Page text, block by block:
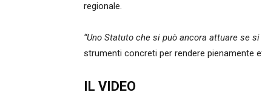
regionale.
“Uno Statuto che si può ancora attuare se
strumenti concreti per rendere pienamente
IL VIDEO